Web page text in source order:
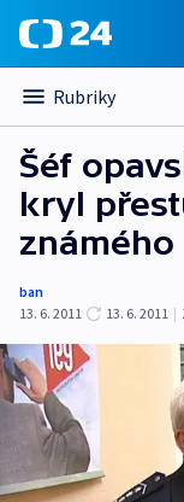
Rubriky
Šéf
kryl
známého
ban
13. 6. 2011
13. 6. 2011 |